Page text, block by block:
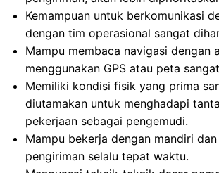
Kemampuan untuk berkomunikasi
dengan tim operasional sangat
Mampu membaca navigasi dengan
menggunakan GPS atau peta
Memiliki kondisi fisik yang prima
diutamakan untuk menghadapi
pekerjaan sebagai pengemudi.
Mampu bekerja dengan mandiri
pengiriman selalu tepat waktu.